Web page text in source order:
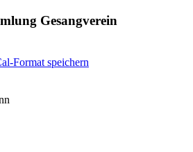
Gesangverein
Format speichern